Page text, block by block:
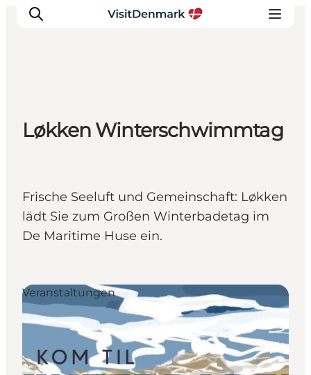
Inspiration
Regionen
Reiseplanung
Løkken Winterschwimmtag
Frische Seeluft und Gemeinschaft: Løkken
lädt Sie zum Großen Winterbadetag im
De Maritime Huse ein.
Veranstaltungen